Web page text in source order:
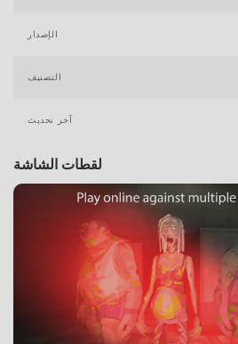
الإصدار
التصنيف
آخر تحديث
لقطات الشاشة